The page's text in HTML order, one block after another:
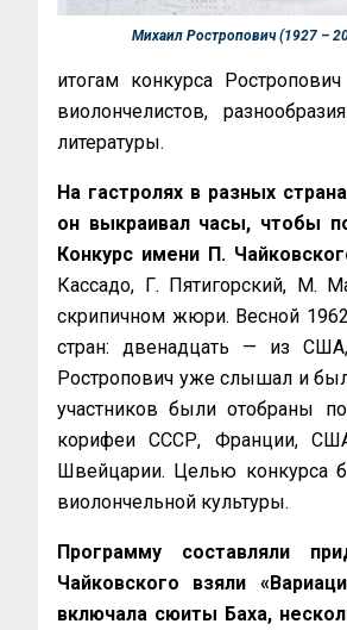
Михаил Ростропович (1927 –
итогам конкурса
виолончелистов,
литературы.
На гастролях в разных
он выкраивал часы, чтобы
Конкурс имени П.
Кассадо, Г. Пятигорский, М.
скрипичном жюри. Весной
стран: двенадцать — из
Ростропович уже слышал и
участников были отобраны
корифеи СССР, Франции,
Швейцарии. Целью конкурса
виолончельной культуры.
Программу составляли
Чайковского взяли
включала сюиты Баха,